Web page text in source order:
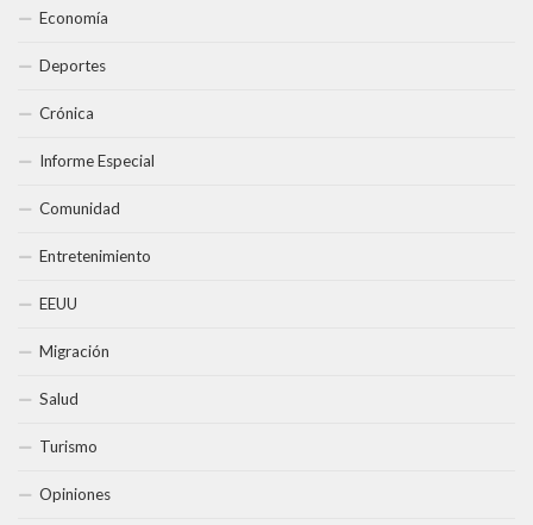
Economía
Deportes
Crónica
Informe Especial
Comunidad
Entretenimiento
EEUU
Migración
Salud
Turismo
Opiniones